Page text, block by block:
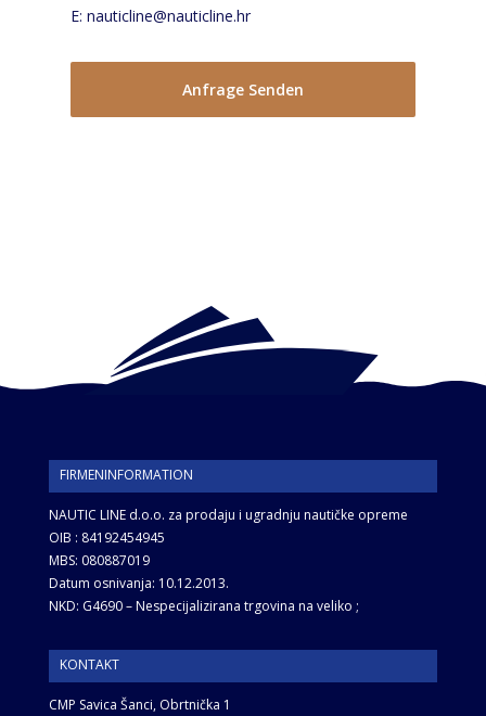
E: nauticline@nauticline.hr
Anfrage Senden
FIRMENINFORMATION
NAUTIC LINE d.o.o. za prodaju i ugradnju nautičke opreme
OIB : 84192454945
MBS: 080887019
Datum osnivanja: 10.12.2013.
NKD: G4690 – Nespecijalizirana trgovina na veliko ;
KONTAKT
CMP Savica Šanci, Obrtnička 1